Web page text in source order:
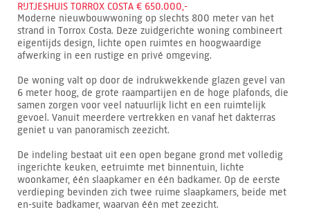
RIJTJESHUIS TORROX COSTA € 650.000,-
Moderne nieuwbouwwoning op slechts 800 meter van het
strand in Torrox Costa. Deze zuidgerichte woning combineert
eigentijds design, lichte open ruimtes en hoogwaardige
afwerking in een rustige en privé omgeving.
De woning valt op door de indrukwekkende glazen gevel van
6 meter hoog, de grote raampartijen en de hoge plafonds, die
samen zorgen voor veel natuurlijk licht en een ruimtelijk
gevoel. Vanuit meerdere vertrekken en vanaf het dakterras
geniet u van panoramisch zeezicht.
De indeling bestaat uit een open begane grond met volledig
ingerichte keuken, eetruimte met binnentuin, lichte
woonkamer, één slaapkamer en één badkamer. Op de eerste
verdieping bevinden zich twee ruime slaapkamers, beide met
en-suite badkamer, waarvan één met zeezicht.